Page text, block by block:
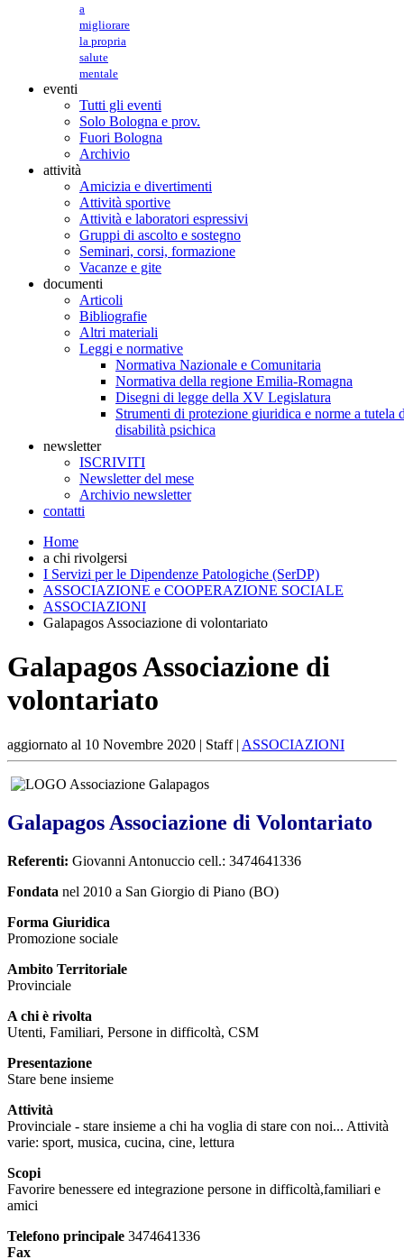
a
migliorare
la propria
salute
mentale
eventi
Tutti gli eventi
Solo Bologna e prov.
Fuori Bologna
Archivio
attività
Amicizia e divertimenti
Attività sportive
Attività e laboratori espressivi
Gruppi di ascolto e sostegno
Seminari, corsi, formazione
Vacanze e gite
documenti
Articoli
Bibliografie
Altri materiali
Leggi e normative
Normativa Nazionale e Comunitaria
Normativa della regione Emilia-Romagna
Disegni di legge della XV Legislatura
Strumenti di protezione giuridica e norme a tutela
disabilità psichica
newsletter
ISCRIVITI
Newsletter del mese
Archivio newsletter
contatti
Home
a chi rivolgersi
I Servizi per le Dipendenze Patologiche (SerDP)
ASSOCIAZIONE e COOPERAZIONE SOCIALE
ASSOCIAZIONI
Galapagos Associazione di volontariato
Galapagos Associazione di
volontariato
aggiornato al 10 Novembre 2020 | Staff | ASSOCIAZIONI
Galapagos Associazione di Volontariato
Referenti: Giovanni Antonuccio cell.: 3474641336
Fondata nel 2010 a San Giorgio di Piano (BO)
Forma Giuridica
Promozione sociale
Ambito Territoriale
Provinciale
A chi è rivolta
Utenti, Familiari, Persone in difficoltà, CSM
Presentazione
Stare bene insieme
Attività
Provinciale - stare insieme a chi ha voglia di stare con noi... Attività
varie: sport, musica, cucina, cine, lettura
Scopi
Favorire benessere ed integrazione persone in difficoltà,familiari e
amici
Telefono principale 3474641336
Fax